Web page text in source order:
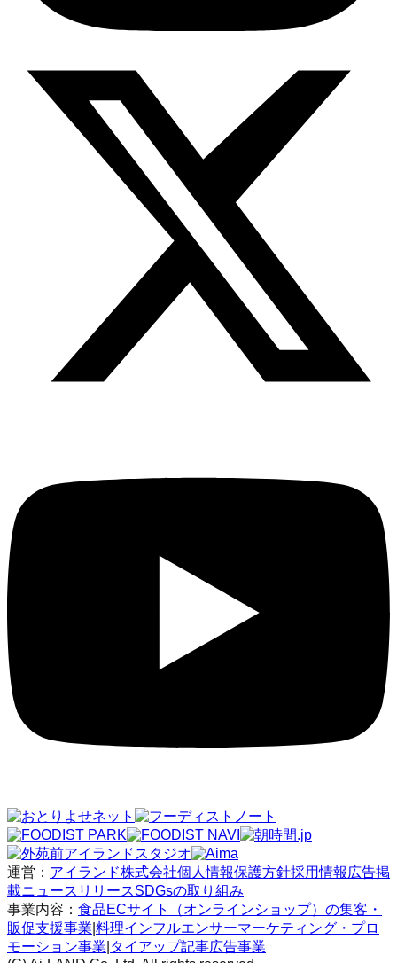
運営： アイランド株式会社個人情報保護方針採用情報 広告掲
載ニュースリリースSDGsの取り組み
事業内容： 食品ECサイト（オンラインショップ）の集客・
販促支援事業 料理インフルエンサーマーケティング・プロ
モーション事業 タイアップ記事広告事業